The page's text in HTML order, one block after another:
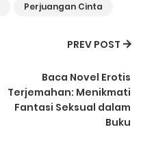
Perjuangan Cinta
PREV POST
Baca Novel Erotis
Terjemahan: Menikmati
Fantasi Seksual dalam
Buku